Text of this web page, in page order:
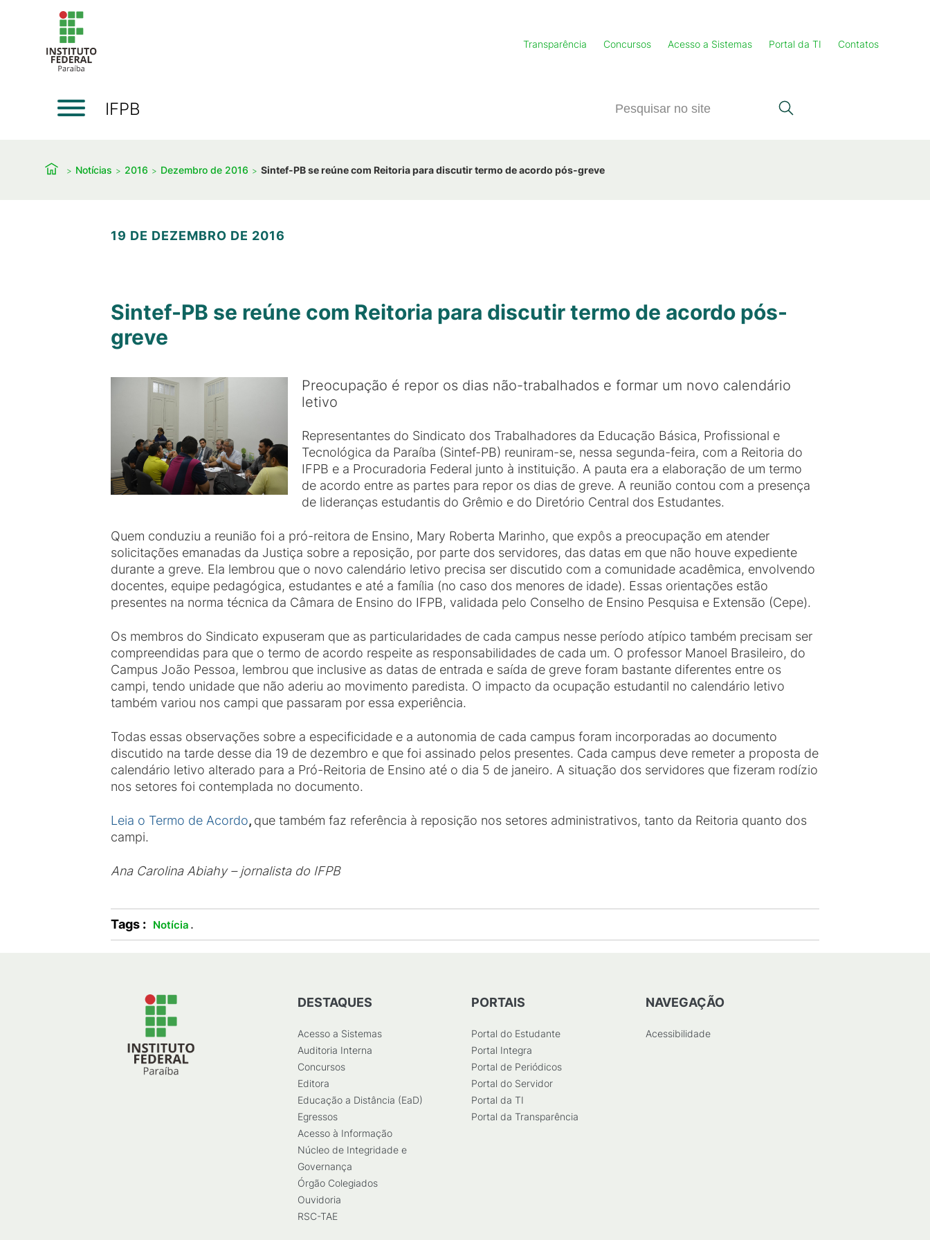
Transparência Concursos Acesso a Sistemas Portal da TI Contatos
IFPB
Notícias 2016 Dezembro de 2016 Sintef-PB se reúne com Reitoria para discutir termo de acordo pós-greve
19 DE DEZEMBRO DE 2016
Sintef-PB se reúne com Reitoria para discutir termo de acordo pós-
greve
Preocupação é repor os dias não-trabalhados e formar um novo calendário
letivo
Representantes do Sindicato dos Trabalhadores da Educação Básica, Profissional e
Tecnológica da Paraíba (Sintef-PB) reuniram-se, nessa segunda-feira, com a Reitoria do
IFPB e a Procuradoria Federal junto à instituição. A pauta era a elaboração de um termo
de acordo entre as partes para repor os dias de greve. A reunião contou com a presença
de lideranças estudantis do Grêmio e do Diretório Central dos Estudantes.
Quem conduziu a reunião foi a pró-reitora de Ensino, Mary Roberta Marinho, que expôs a preocupação em atender
solicitações emanadas da Justiça sobre a reposição, por parte dos servidores, das datas em que não houve expediente
durante a greve. Ela lembrou que o novo calendário letivo precisa ser discutido com a comunidade acadêmica, envolvendo
docentes, equipe pedagógica, estudantes e até a família (no caso dos menores de idade). Essas orientações estão
presentes na norma técnica da Câmara de Ensino do IFPB, validada pelo Conselho de Ensino Pesquisa e Extensão (Cepe).
Os membros do Sindicato expuseram que as particularidades de cada campus nesse período atípico também precisam ser
compreendidas para que o termo de acordo respeite as responsabilidades de cada um. O professor Manoel Brasileiro, do
Campus João Pessoa, lembrou que inclusive as datas de entrada e saída de greve foram bastante diferentes entre os
campi, tendo unidade que não aderiu ao movimento paredista. O impacto da ocupação estudantil no calendário letivo
também variou nos campi que passaram por essa experiência.
Todas essas observações sobre a especificidade e a autonomia de cada campus foram incorporadas ao documento
discutido na tarde desse dia 19 de dezembro e que foi assinado pelos presentes. Cada campus deve remeter a proposta de
calendário letivo alterado para a Pró-Reitoria de Ensino até o dia 5 de janeiro. A situação dos servidores que fizeram rodízio
nos setores foi contemplada no documento.
Leia o Termo de Acordo, que também faz referência à reposição nos setores administrativos, tanto da Reitoria quanto dos
campi.
Ana Carolina Abiahy – jornalista do IFPB
Tags : Notícia .
DESTAQUES
Acesso a Sistemas
Auditoria Interna
Concursos
Editora
Educação a Distância (EaD)
Egressos
Acesso à Informação
Núcleo de Integridade e
Governança
Órgão Colegiados
Ouvidoria
RSC-TAE
PORTAIS
Portal do Estudante
Portal Integra
Portal de Periódicos
Portal do Servidor
Portal da TI
Portal da Transparência
NAVEGAÇÃO
Acessibilidade